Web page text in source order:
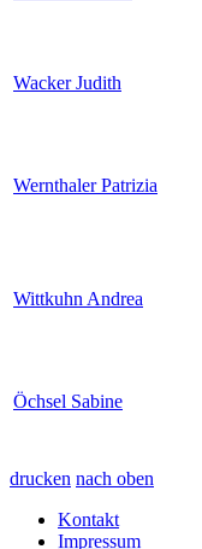
Wacker Judith
Wernthaler Patrizia
Wittkuhn Andrea
Öchsel Sabine
drucken nach oben
Kontakt
Impressum